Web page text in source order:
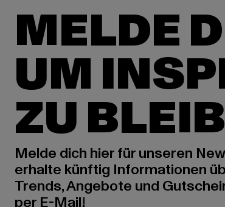
MELDE
UM
ZU
Melde dich hier für unseren
erhalte künftig Informationen
Trends, Angebote und
per E-Mail!